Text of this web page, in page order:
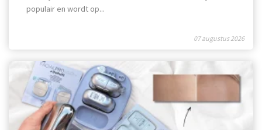
07 augustus 2026
populair en wordt op...